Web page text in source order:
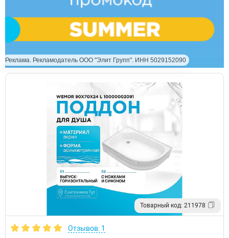
Реклама. Рекламодатель ООО "Элит Групп". ИНН 5029152090
Товарный код: 211978
Отзывов: 1